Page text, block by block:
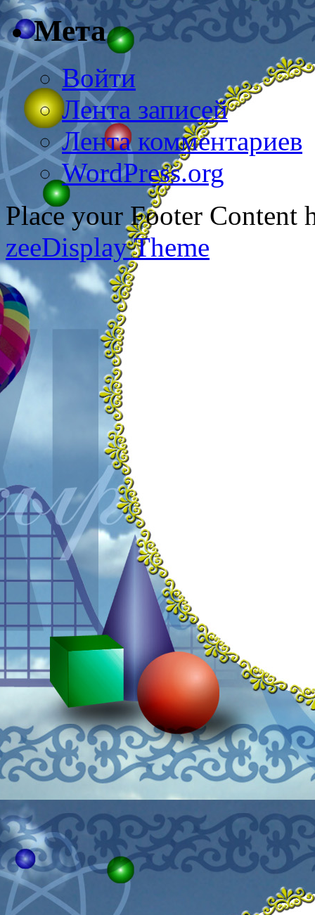
Мета
Войти
Лента записей
Лента комментариев
WordPress.org
Place your Footer Content
zeeDisplay Theme